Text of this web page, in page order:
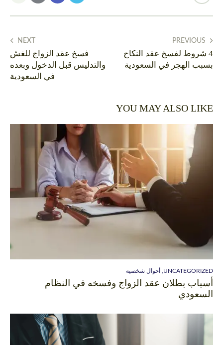
PREVIOUS
4 شروط لفسخ عقد النكاح
بسبب الهجر في السعودية
NEXT
فسخ عقد الزواج للغش
والتدليس قبل الدخول وبعده
في السعودية
YOU MAY ALSO LIKE
UNCATEGORIZED
, أحوال شخصية
أسباب بطلان عقد الزواج وفسخه في النظام
السعودي